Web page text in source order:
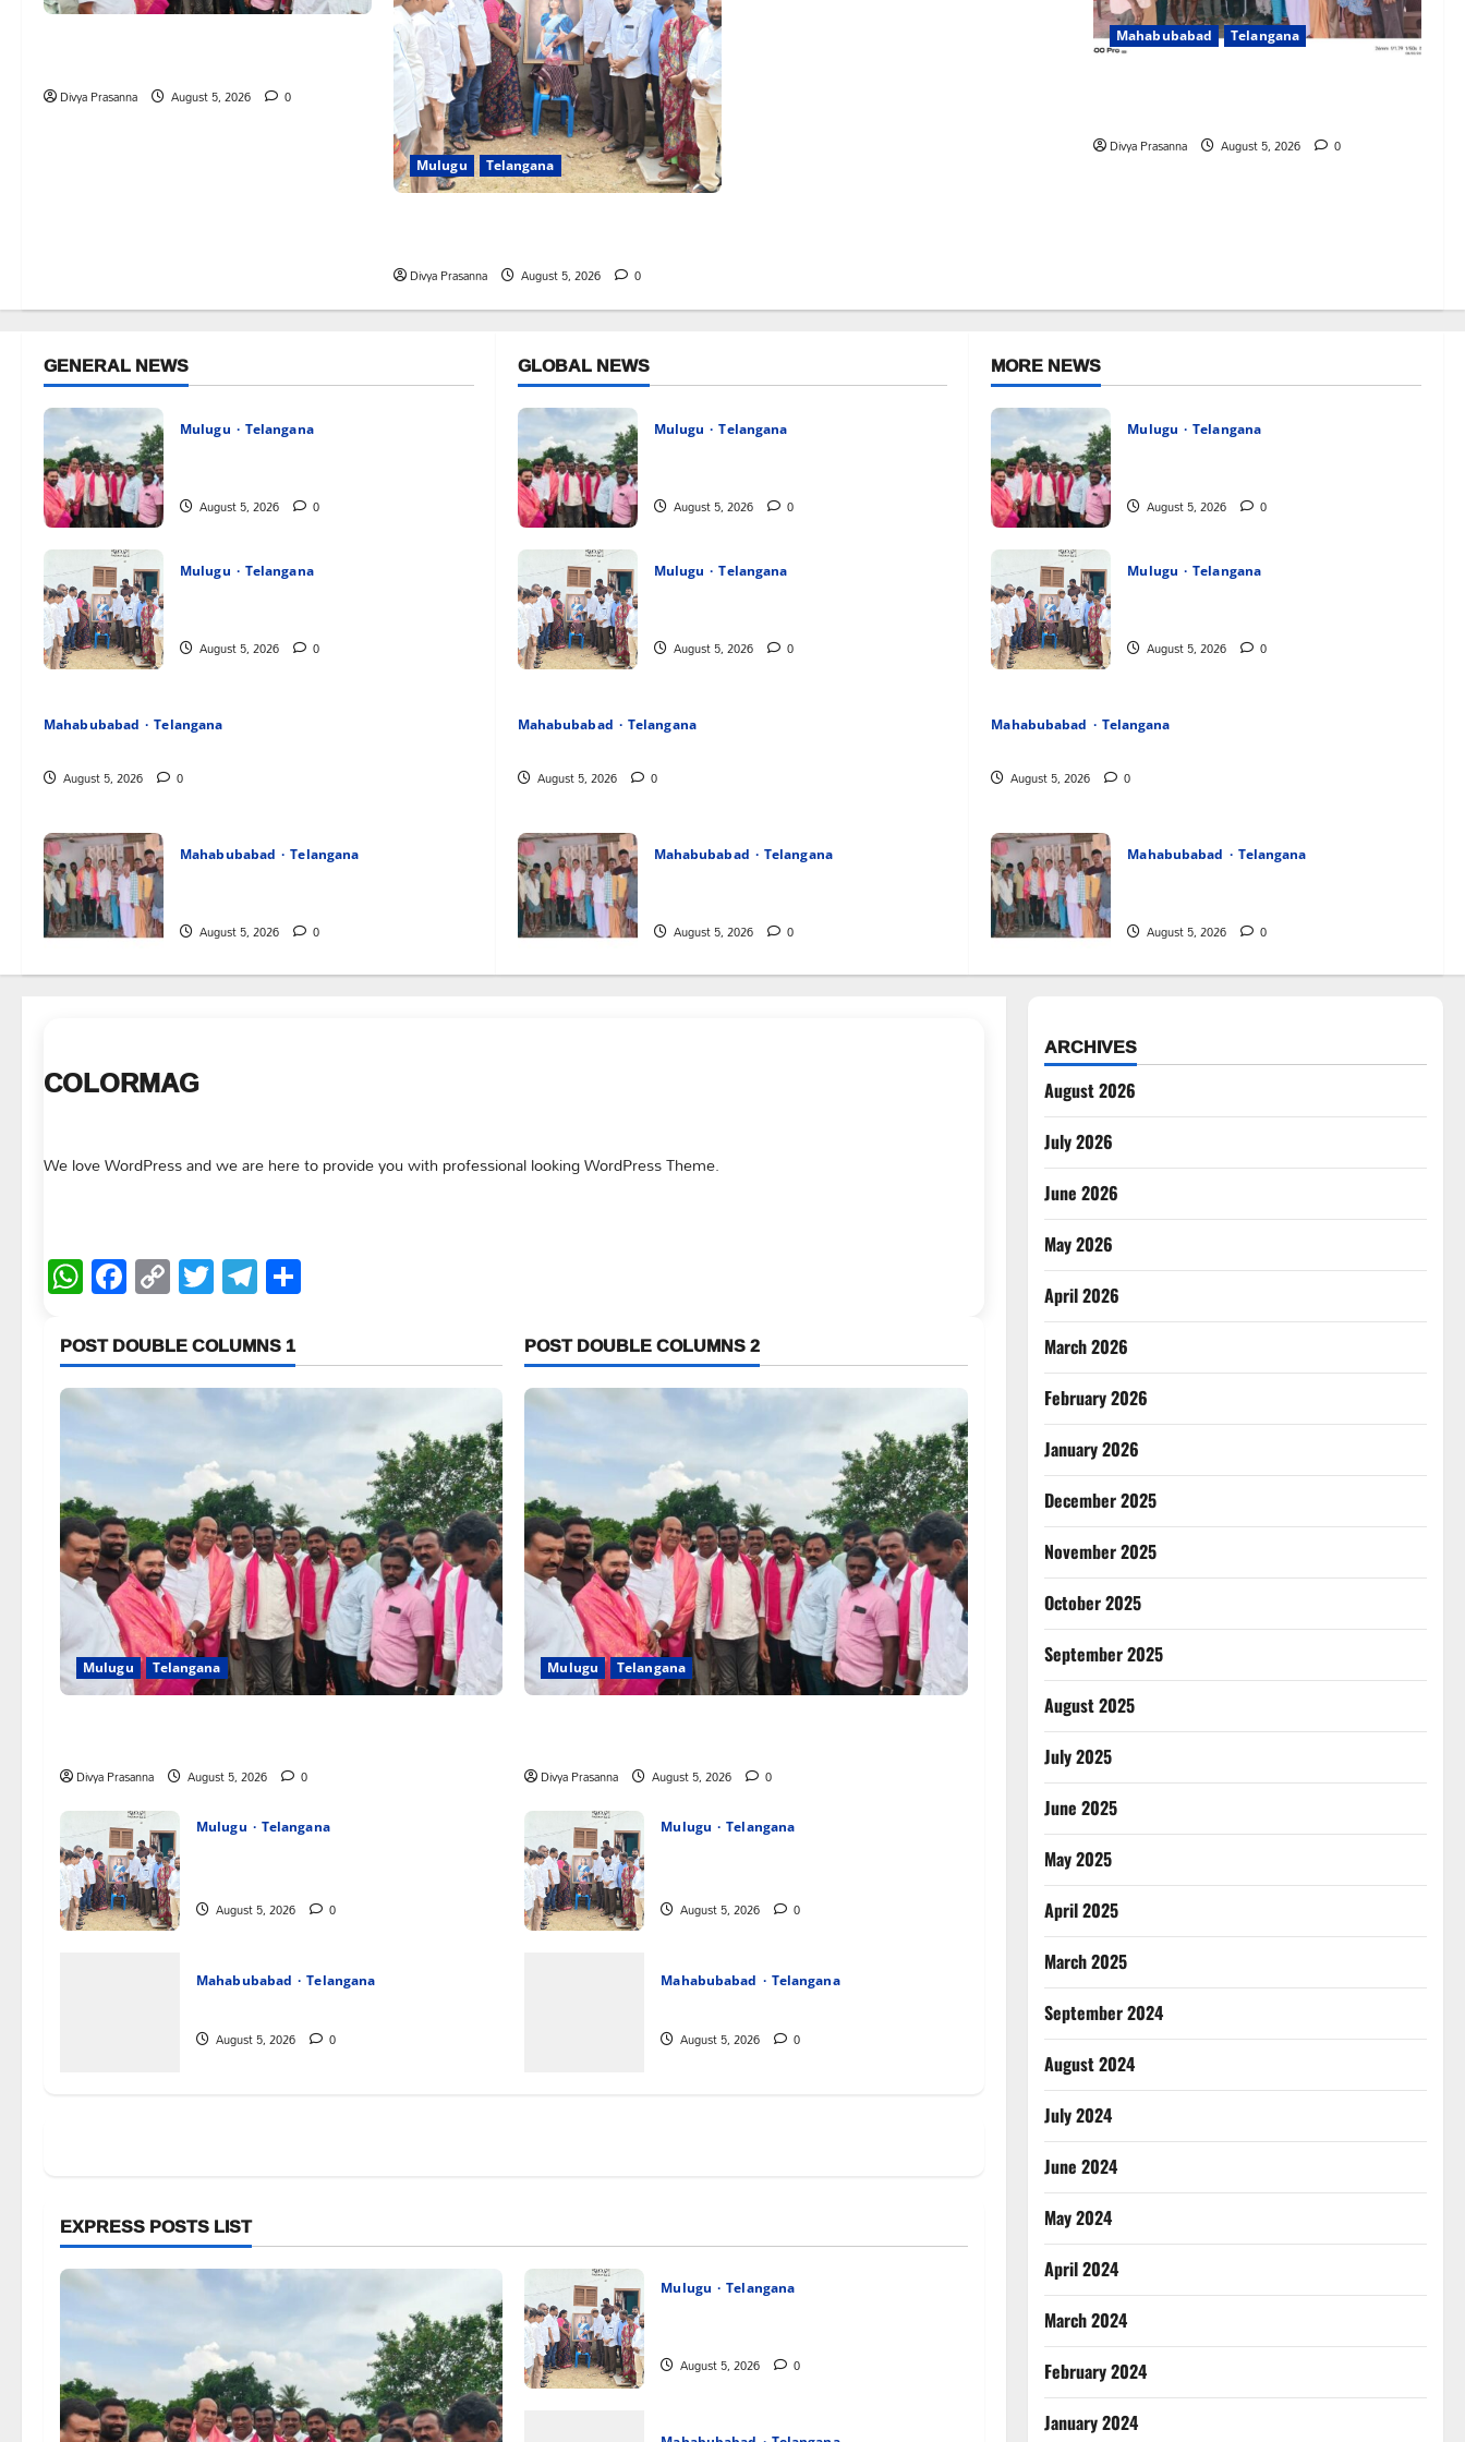
Divya Prasanna August 5, 2026 0
Mulugu Telangana
Divya Prasanna August 5, 2026 0
Mahabubabad Telangana
Divya Prasanna August 5, 2026 0
GENERAL NEWS
Mulugu Telangana
August 5, 2026 0
Mulugu Telangana
August 5, 2026 0
Mahabubabad Telangana
August 5, 2026 0
Mahabubabad Telangana
August 5, 2026 0
GLOBAL NEWS
Mulugu Telangana
August 5, 2026 0
Mulugu Telangana
August 5, 2026 0
Mahabubabad Telangana
August 5, 2026 0
Mahabubabad Telangana
August 5, 2026 0
MORE NEWS
Mulugu Telangana
August 5, 2026 0
Mulugu Telangana
August 5, 2026 0
Mahabubabad Telangana
August 5, 2026 0
Mahabubabad Telangana
August 5, 2026 0
COLORMAG
We love WordPress and we are here to provide you with professional looking WordPress Theme.
WhatsApp
Facebook
Copy
Link
TwitterTelegram
POST DOUBLE COLUMNS 1
Mulugu Telangana
Divya Prasanna August 5, 2026 0
Mulugu Telangana
August 5, 2026 0
Mahabubabad Telangana
August 5, 2026 0
POST DOUBLE COLUMNS 2
Mulugu Telangana
Divya Prasanna August 5, 2026 0
Mulugu Telangana
August 5, 2026 0
Mahabubabad Telangana
August 5, 2026 0
EXPRESS POSTS LIST
Mulugu Telangana
August 5, 2026 0
ARCHIVES
August 2026
July 2026
June 2026
May 2026
April 2026
March 2026
February 2026
January 2026
December 2025
November 2025
October 2025
September 2025
August 2025
July 2025
June 2025
May 2025
April 2025
March 2025
September 2024
August 2024
July 2024
June 2024
May 2024
April 2024
March 2024
February 2024
January 2024